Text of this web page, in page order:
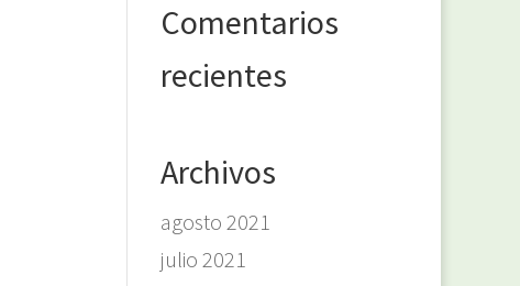
Comentarios
recientes
Archivos
agosto 2021
julio 2021